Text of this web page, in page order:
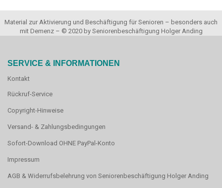
Material zur Aktivierung und Beschäftigung für Senioren – besonders auch
mit Demenz – © 2020 by Seniorenbeschäftigung Holger Anding
SERVICE & INFORMATIONEN
Kontakt
Rückruf-Service
Copyright-Hinweise
Versand- & Zahlungsbedingungen
Sofort-Download OHNE PayPal-Konto
Impressum
AGB & Widerrufsbelehrung von Seniorenbeschäftigung Holger Anding